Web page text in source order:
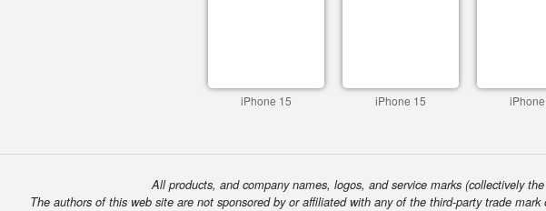
iPhone 15 iPhone 15
All products, and company names, logos, and service marks (collectively
The authors of this web site are not sponsored by or affiliated with any of the third-party trade